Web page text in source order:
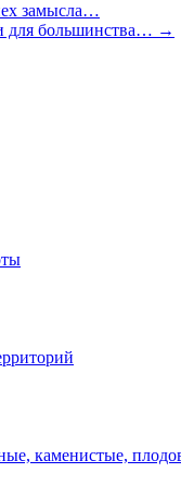
замысла…
для большинства… →
каменистые,